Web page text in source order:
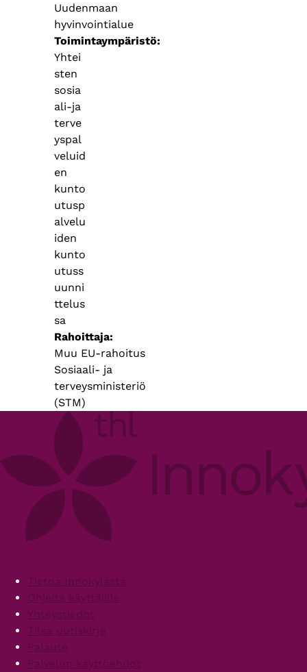
Uudenmaan
hyvinvointialue
Toimintaympäristö
Yhtei
sten
sosia
ali-ja
terve
yspal
veluid
en
kunto
utusp
alvelu
iden
kunto
utuss
uunni
ttelus
sa
Rahoittaja
Muu EU-rahoitus
Sosiaali- ja
terveysministeriö
(STM)
FooterTietoa Innokylästä
Ohjeita käyttäjille
Yhteystiedot
Tilaa uutiskirje
Palaute
Palvelun käyttöehdot